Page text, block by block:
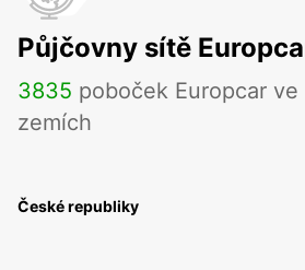
Půjčovny sítě
3835 poboček Europcar
zemích
České republiky